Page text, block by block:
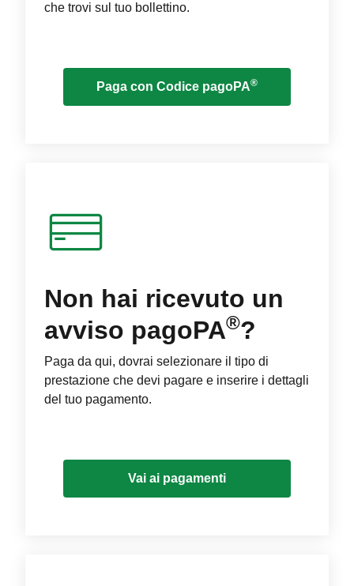
che trovi sul tuo bollettino.
Paga con Codice pagoPA®
Non hai ricevuto un
avviso pagoPA®?
Paga da qui, dovrai selezionare il tipo di
prestazione che devi pagare e inserire i dettagli
del tuo pagamento.
Vai ai pagamenti